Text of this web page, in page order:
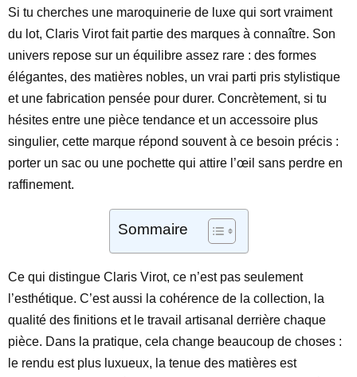
Si tu cherches une maroquinerie de luxe qui sort vraiment
du lot, Claris Virot fait partie des marques à connaître. Son
univers repose sur un équilibre assez rare : des formes
élégantes, des matières nobles, un vrai parti pris stylistique
et une fabrication pensée pour durer. Concrètement, si tu
hésites entre une pièce tendance et un accessoire plus
singulier, cette marque répond souvent à ce besoin précis :
porter un sac ou une pochette qui attire l’œil sans perdre en
raffinement.
Sommaire
Ce qui distingue Claris Virot, ce n’est pas seulement
l’esthétique. C’est aussi la cohérence de la collection, la
qualité des finitions et le travail artisanal derrière chaque
pièce. Dans la pratique, cela change beaucoup de choses :
le rendu est plus luxueux, la tenue des matières est